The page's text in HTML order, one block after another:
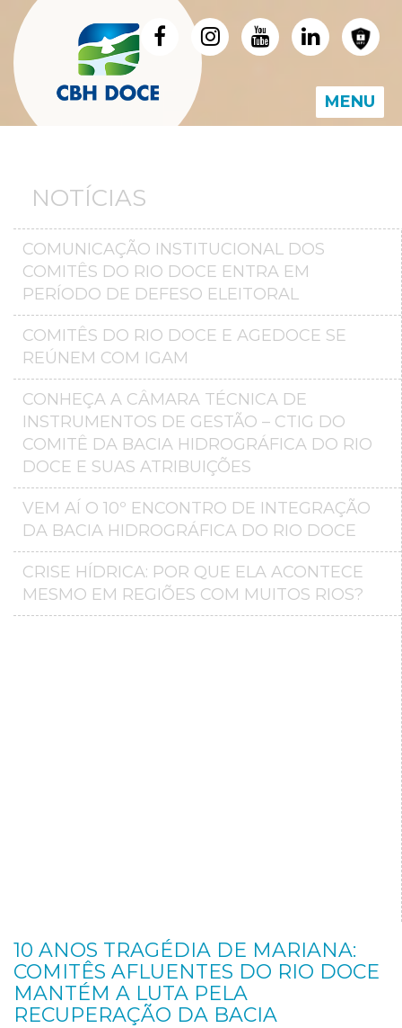
MENU
NOTÍCIAS
COMUNICAÇÃO INSTITUCIONAL DOS
COMITÊS DO RIO DOCE ENTRA EM
PERÍODO DE DEFESO ELEITORAL
COMITÊS DO RIO DOCE E AGEDOCE SE
REÚNEM COM IGAM
CONHEÇA A CÂMARA TÉCNICA DE
INSTRUMENTOS DE GESTÃO – CTIG DO
COMITÊ DA BACIA HIDROGRÁFICA DO RIO
DOCE E SUAS ATRIBUIÇÕES
VEM AÍ O 10º ENCONTRO DE INTEGRAÇÃO
DA BACIA HIDROGRÁFICA DO RIO DOCE
CRISE HÍDRICA: POR QUE ELA ACONTECE
MESMO EM REGIÕES COM MUITOS RIOS?
10 ANOS TRAGÉDIA DE MARIANA:
COMITÊS AFLUENTES DO RIO DOCE
MANTÉM A LUTA PELA
RECUPERAÇÃO DA BACIA